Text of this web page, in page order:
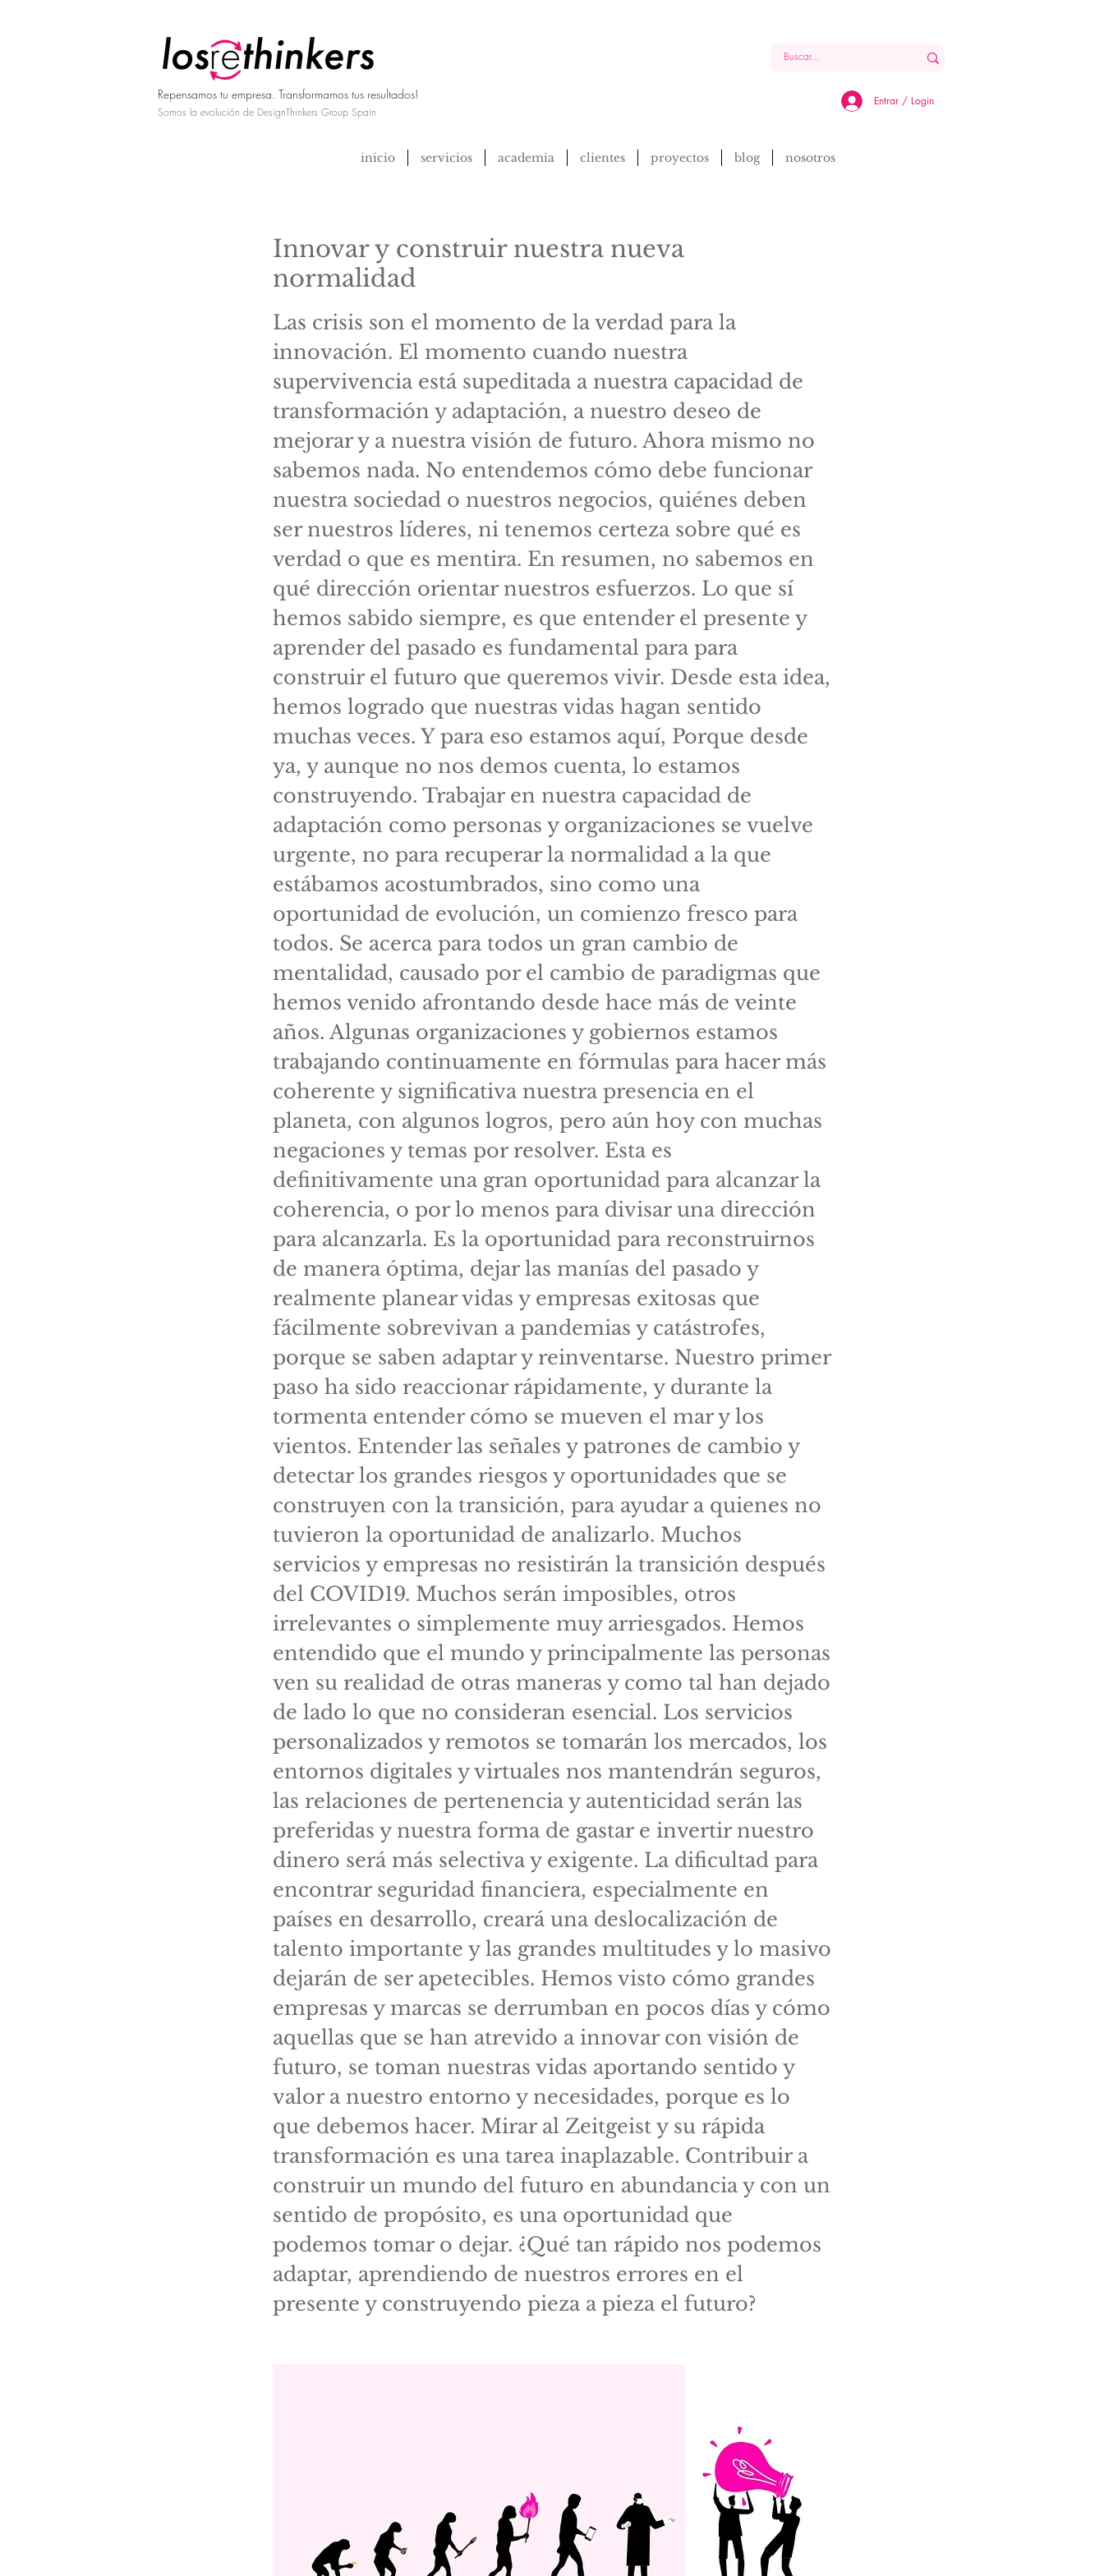
Repensamos tu empresa. Transformamos tus resultados!
Somos la evolución de DesignThinkers Group Spain
Entrar / Login
inicio servicios academia clientes proyectos blog nosotros
Innovar y construir nuestra nueva
normalidad
Las crisis son el momento de la verdad para la
innovación. El momento cuando nuestra
supervivencia está supeditada a nuestra capacidad de
transformación y adaptación, a nuestro deseo de
mejorar y a nuestra visión de futuro. Ahora mismo no
sabemos nada. No entendemos cómo debe funcionar
nuestra sociedad o nuestros negocios, quiénes deben
ser nuestros líderes, ni tenemos certeza sobre qué es
verdad o que es mentira. En resumen, no sabemos en
qué dirección orientar nuestros esfuerzos. Lo que sí
hemos sabido siempre, es que entender el presente y
aprender del pasado es fundamental para para
construir el futuro que queremos vivir. Desde esta idea,
hemos logrado que nuestras vidas hagan sentido
muchas veces. Y para eso estamos aquí, Porque desde
ya, y aunque no nos demos cuenta, lo estamos
construyendo. Trabajar en nuestra capacidad de
adaptación como personas y organizaciones se vuelve
urgente, no para recuperar la normalidad a la que
estábamos acostumbrados, sino como una
oportunidad de evolución, un comienzo fresco para
todos. Se acerca para todos un gran cambio de
mentalidad, causado por el cambio de paradigmas que
hemos venido afrontando desde hace más de veinte
años. Algunas organizaciones y gobiernos estamos
trabajando continuamente en fórmulas para hacer más
coherente y significativa nuestra presencia en el
planeta, con algunos logros, pero aún hoy con muchas
negaciones y temas por resolver. Esta es
definitivamente una gran oportunidad para alcanzar la
coherencia, o por lo menos para divisar una dirección
para alcanzarla. Es la oportunidad para reconstruirnos
de manera óptima, dejar las manías del pasado y
realmente planear vidas y empresas exitosas que
fácilmente sobrevivan a pandemias y catástrofes,
porque se saben adaptar y reinventarse. Nuestro primer
paso ha sido reaccionar rápidamente, y durante la
tormenta entender cómo se mueven el mar y los
vientos. Entender las señales y patrones de cambio y
detectar los grandes riesgos y oportunidades que se
construyen con la transición, para ayudar a quienes no
tuvieron la oportunidad de analizarlo. Muchos
servicios y empresas no resistirán la transición después
del COVID19. Muchos serán imposibles, otros
irrelevantes o simplemente muy arriesgados. Hemos
entendido que el mundo y principalmente las personas
ven su realidad de otras maneras y como tal han dejado
de lado lo que no consideran esencial. Los servicios
personalizados y remotos se tomarán los mercados, los
entornos digitales y virtuales nos mantendrán seguros,
las relaciones de pertenencia y autenticidad serán las
preferidas y nuestra forma de gastar e invertir nuestro
dinero será más selectiva y exigente. La dificultad para
encontrar seguridad financiera, especialmente en
países en desarrollo, creará una deslocalización de
talento importante y las grandes multitudes y lo masivo
dejarán de ser apetecibles. Hemos visto cómo grandes
empresas y marcas se derrumban en pocos días y cómo
aquellas que se han atrevido a innovar con visión de
futuro, se toman nuestras vidas aportando sentido y
valor a nuestro entorno y necesidades, porque es lo
que debemos hacer. Mirar al Zeitgeist y su rápida
transformación es una tarea inaplazable. Contribuir a
construir un mundo del futuro en abundancia y con un
sentido de propósito, es una oportunidad que
podemos tomar o dejar. ¿Qué tan rápido nos podemos
adaptar, aprendiendo de nuestros errores en el
presente y construyendo pieza a pieza el futuro?